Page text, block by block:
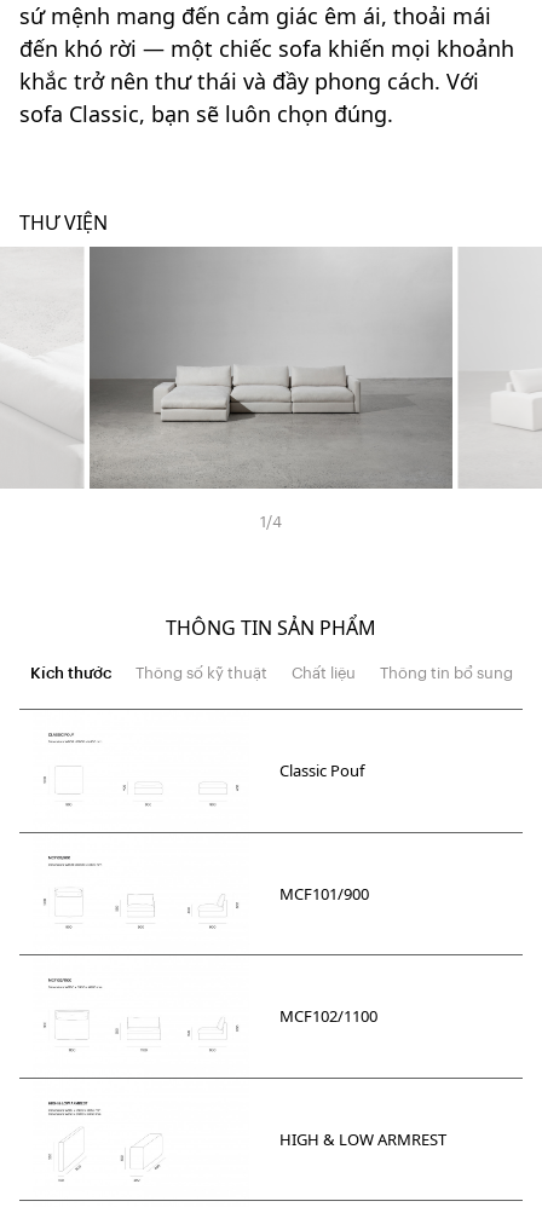
sứ mệnh mang đến cảm giác êm ái, thoải mái
đến khó rời — một chiếc sofa khiến mọi khoảnh
khắc trở nên thư thái và đầy phong cách. Với
sofa Classic, bạn sẽ luôn chọn đúng.
THƯ VIỆN
1/4
THÔNG TIN SẢN PHẨM
Kích thước Thông số kỹ thuật Chất liệu Thông tin bổ sung
Classic Pouf
MCF101/900
MCF102/1100
HIGH & LOW ARMREST